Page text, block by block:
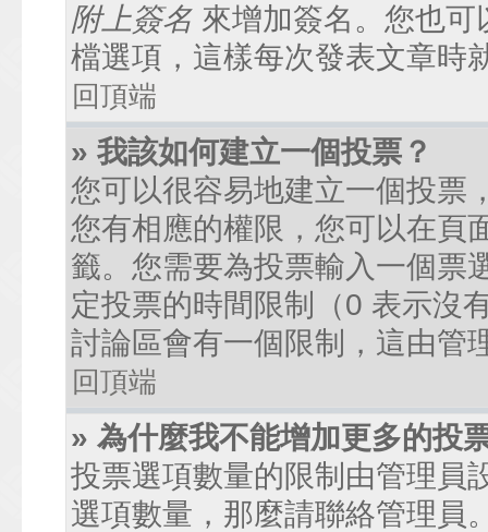
附上簽名 來增加簽名。您也
檔選項，這樣每次發表文章時
回頂端
» 我該如何建立一個投票？
您可以很容易地建立一個投票
您有相應的權限，您可以在頁
籤。您需要為投票輸入一個票
定投票的時間限制（0 表示沒
討論區會有一個限制，這由管
回頂端
» 為什麼我不能增加更多的投
投票選項數量的限制由管理員
選項數量，那麼請聯絡管理員